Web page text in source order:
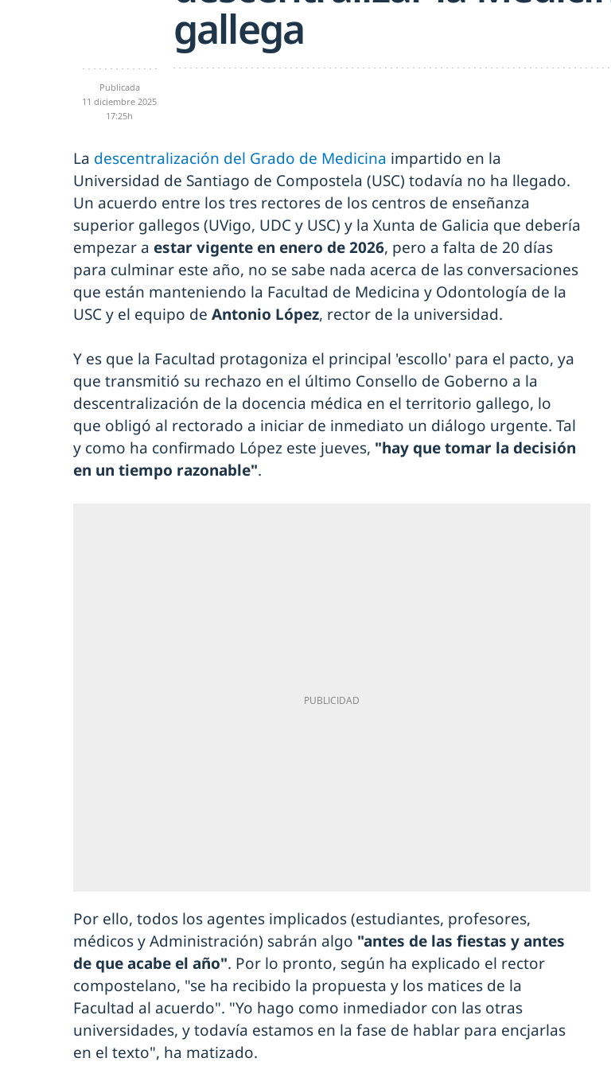
gallega
Publicada
11 diciembre 2025
17:25h
La descentralización del Grado de Medicina impartido en la
Universidad de Santiago de Compostela (USC) todavía no ha llegado.
Un acuerdo entre los tres rectores de los centros de enseñanza
superior gallegos (UVigo, UDC y USC) y la Xunta de Galicia que debería
empezar a estar vigente en enero de 2026, pero a falta de 20 días
para culminar este año, no se sabe nada acerca de las conversaciones
que están manteniendo la Facultad de Medicina y Odontología de la
USC y el equipo de Antonio López, rector de la universidad.
Y es que la Facultad protagoniza el principal 'escollo' para el pacto, ya
que transmitió su rechazo en el último Consello de Goberno a la
descentralización de la docencia médica en el territorio gallego, lo
que obligó al rectorado a iniciar de inmediato un diálogo urgente. Tal
y como ha confirmado López este jueves, "hay que tomar la decisión
en un tiempo razonable".
Por ello, todos los agentes implicados (estudiantes, profesores,
médicos y Administración) sabrán algo "antes de las fiestas y antes
de que acabe el año". Por lo pronto, según ha explicado el rector
compostelano, "se ha recibido la propuesta y los matices de la
Facultad al acuerdo". "Yo hago como inmediador con las otras
universidades, y todavía estamos en la fase de hablar para encjarlas
en el texto", ha matizado.